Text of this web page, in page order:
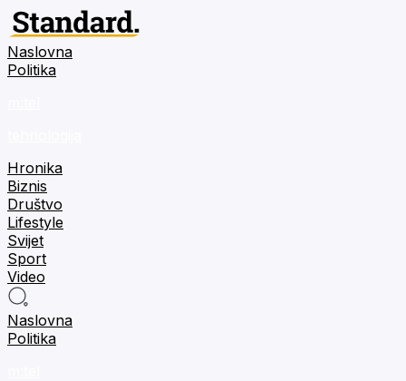
Naslovna
Politika
Hronika
Biznis
Društvo
Lifestyle
Svijet
Sport
Video
Naslovna
Politika